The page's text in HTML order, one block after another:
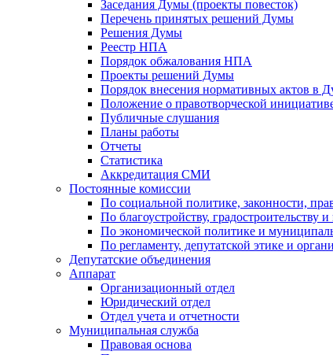
Заседания Думы (проекты повесток)
Перечень принятых решений Думы
Решения Думы
Реестр НПА
Порядок обжалования НПА
Проекты решений Думы
Порядок внесения нормативных актов в
Положение о правотворческой
Публичные слушания
Планы работы
Отчеты
Статистика
Аккредитация СМИ
Постоянные комиссии
По социальной политике, законности,
По благоустройству, градостроительству
По экономической политике и
По регламенту, депутатской этике и
Депутатские объединения
Аппарат
Организационный отдел
Юридический отдел
Отдел учета и отчетности
Муниципальная служба
Правовая основа